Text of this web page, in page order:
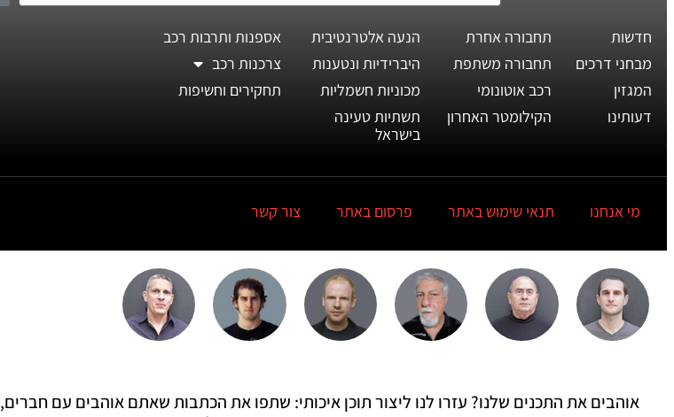
חדשות
מבחני דרכים
המגזין
דעותינו
תחבורה אחרת
תחבורה משתפת
רכב אוטונומי
הקילומטר האחרון
הנעה אלטרנטיבית
היברידיות ונטענות
מכוניות חשמליות
תשתיות טעינה
בישראל
אספנות ותרבות רכב
צרכנות רכב
תחקירים וחשיפות
מי אנחנו תנאי שימוש באתר פרסום באתר צור קשר
אוהבים את התכנים שלנו? עזרו לנו ליצור תוכן איכותי: שתפו את הכתבות שאתם אוהבים עם חברים,